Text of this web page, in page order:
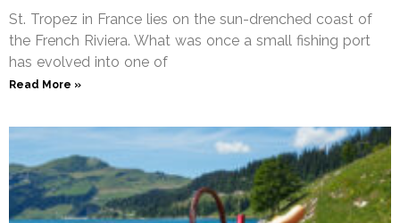
St. Tropez in France lies on the sun-drenched coast of
the French Riviera. What was once a small fishing port
has evolved into one of
Read More »